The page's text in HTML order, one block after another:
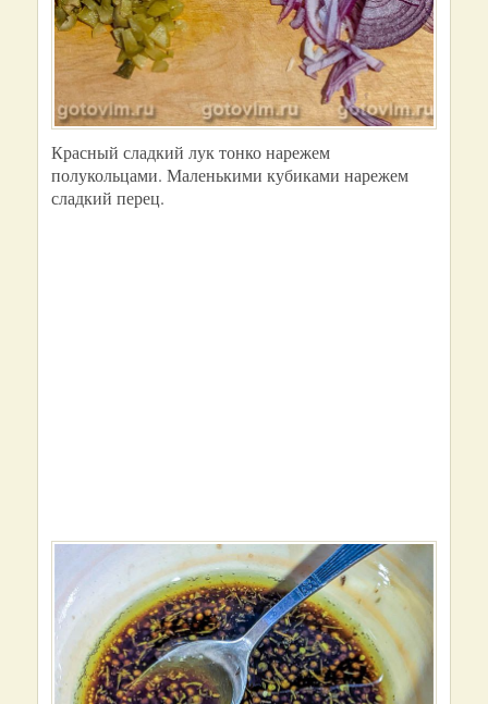
Красный сладкий лук тонко нарежем
полукольцами. Маленькими кубиками нарежем
сладкий перец.